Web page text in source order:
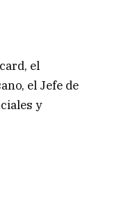
el
el Jefe de
y